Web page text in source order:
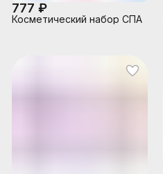
777 ₽
Косметический набор СПА